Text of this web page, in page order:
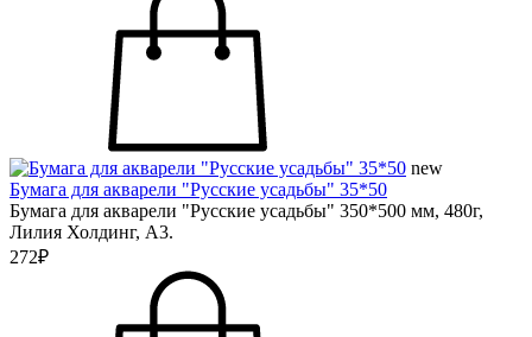
new
Бумага для акварели "Русские усадьбы" 35*50
Бумага для акварели "Русские усадьбы" 350*500 мм, 480г,
Лилия Холдинг, А3.
272₽